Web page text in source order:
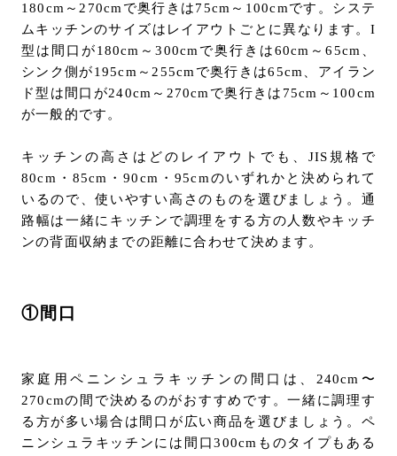
180cm～270cmで奥行きは75cm～100cmです。システ
ムキッチンのサイズはレイアウトごとに異なります。I
型は間口が180cm～300cmで奥行きは60cm～65cm、
シンク側が195cm～255cmで奥行きは65cm、アイラン
ド型は間口が240cm～270cmで奥行きは75cm～100cm
が一般的です。
キッチンの高さはどのレイアウトでも、JIS規格で
80cm・85cm・90cm・95cmのいずれかと決められて
いるので、使いやすい高さのものを選びましょう。通
路幅は一緒にキッチンで調理をする方の人数やキッチ
ンの背面収納までの距離に合わせて決めます。
①間口
家庭用ペニンシュラキッチンの間口は、240cm〜
270cmの間で決めるのがおすすめです。一緒に調理す
る方が多い場合は間口が広い商品を選びましょう。ペ
ニンシュラキッチンには間口300cmものタイプもある